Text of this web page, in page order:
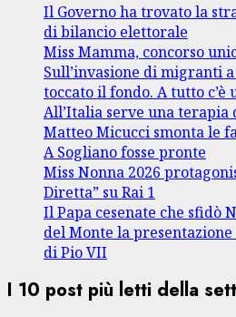
Il Governo ha trovato la
di bilancio elettorale
Miss Mamma, concorso
Sull’invasione di migranti
toccato il fondo. A tutto c’è
All’Italia serve una terapia
Matteo Micucci smonta le
A Sogliano fosse pronte
Miss Nonna 2026
Diretta” su Rai 1
Il Papa cesenate che sfidò
del Monte la
di Pio VII
I 10 post più letti della